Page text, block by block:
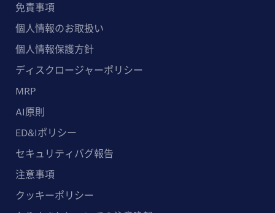
免責事項
個人情報のお取扱い
個人情報保護方針
ディスクロージャーポリシー
MRP
AI原則
ED&Iポリシー
セキュリティバグ報告
注意事項
クッキーポリシー